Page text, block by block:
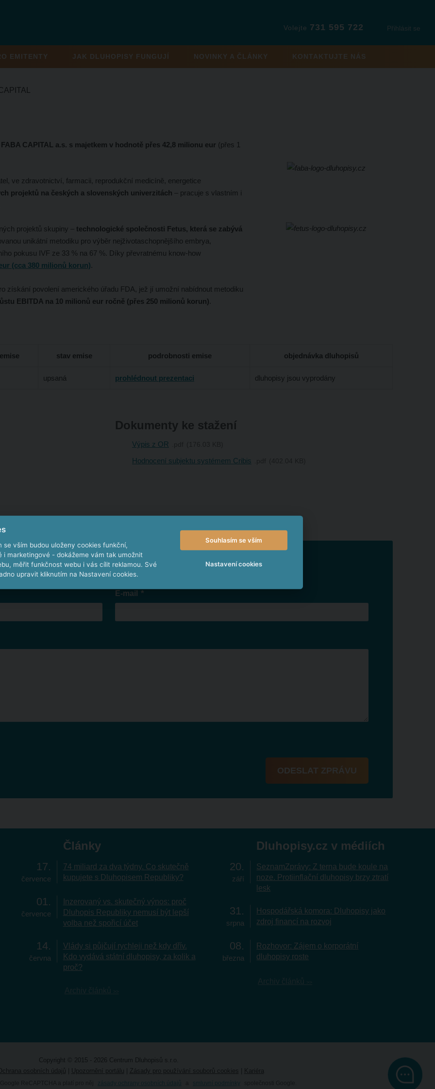
Přihlásit se
Volejte 731 595 722
EMITENTY JAK DLUHOPISY FUNGUJÍ NOVINKY A ČLÁNKY KONTAKTUJTE NÁS
FABA CAPITAL a.s. s majetkem v hodnotě přes 42,8 milionu eur (přes 1
ve zdravotnictví, farmacii, reprodukční medicíně, energetice
projektů na českých a slovenských univerzitách – pracuje s vlastním i
projektů skupiny – technologické společnosti Fetus, která se zabývá
unikátní metodiku pro výběr nejživotaschopnějšího embrya,
pokusu IVF ze 33 % na 67 %. Díky převratnému know-how
(cca 380 milionů korun).
získání povolení amerického úřadu FDA, jež jí umožní nabídnout metodiku
EBITDA na 10 milionů eur ročně (přes 250 milionů korun).
stav emise podrobnosti emise objednávka dluhopisů
upsaná prohlédnout prezentaci dluhopisy jsou vyprodány
Dokumenty ke stažení
Výpis z OR
Hodnocení subjektu systémem Cribis
E-mail *
ODESLAT ZPRÁVU
Články
17
července
74 miliard za dva týdny. Co skutečně
kupujete s Dluhopisem Republiky?
01
července
Inzerovaný vs. skutečný výnos: proč
Dluhopis Republiky nemusí být lepší
volba než spořicí účet
14
června
Vlády si půjčují rychleji než kdy dřív.
Kdo vydává státní dluhopisy, za kolik a
proč?
Dluhopisy.cz v médiích
20
září
SeznamZprávy: Z terna bude koule na
noze. Protiinflační dluhopisy brzy ztratí
lesk
31
srpna
Hospodářská komora: Dluhopisy jako
zdroj financí na rozvoj
08
března
Rozhovor: Zájem o korporátní
dluhopisy roste
Copyright © 2015 - 2026 Centrum Dluhopisů s.r.o.
osobních údajů Upozornění portálu Zásady pro používání souborů cookies Kariéra
zásady ochrany osobních údajů smluvní podmínky
se vším budou uloženy cookies funkční,
i marketingové - dokážeme vám tak umožnit
měřit funkčnost webu i vás cílit reklamou. Své
upravit kliknutím na Nastavení cookies.
Souhlasím se vším
Nastavení cookies